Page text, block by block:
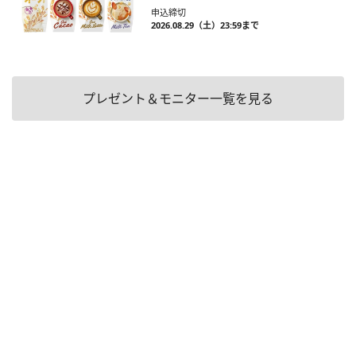
申込締切
2026.08.29（土）23:59まで
プレゼント＆モニター一覧を見る